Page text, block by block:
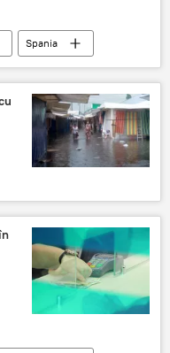
Spania